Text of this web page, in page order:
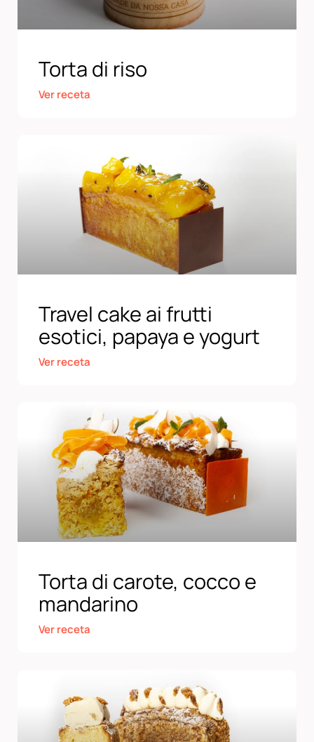
Torta di riso
Ver receta
Travel cake ai frutti
esotici, papaya e yogurt
Ver receta
Torta di carote, cocco e
mandarino
Ver receta